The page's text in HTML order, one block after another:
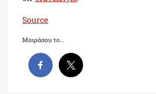
Source
Μοιράσου το...